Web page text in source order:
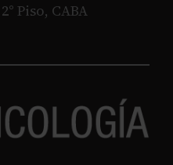
Piso, CABA